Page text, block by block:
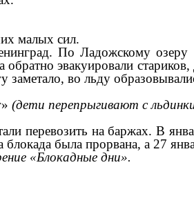
малых сил.
По Ладожскому озеру
обратно эвакуировали
заметало, во льду
(дети перепрыгивают с
перевозить на баржах. В
блокада была прорвана, а 27
«Блокадные дни».